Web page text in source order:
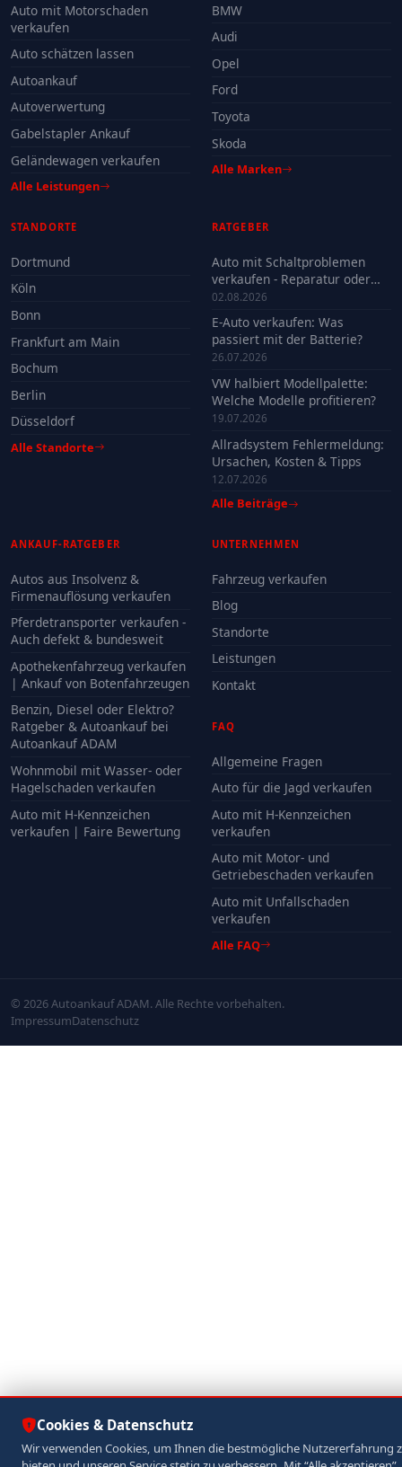
Auto mit Motorschaden
verkaufen
Auto schätzen lassen
Autoankauf
Autoverwertung
Gabelstapler Ankauf
Geländewagen verkaufen
Alle Leistungen
BMW
Audi
Opel
Ford
Toyota
Skoda
Alle Marken
STANDORTE
Dortmund
Köln
Bonn
Frankfurt am Main
Bochum
Berlin
Düsseldorf
Alle Standorte
RATGEBER
Auto mit Schaltproblemen
verkaufen - Reparatur oder
Verkauf?
02.08.2026
E-Auto verkaufen: Was
passiert mit der Batterie?
26.07.2026
VW halbiert Modellpalette:
Welche Modelle profitieren?
19.07.2026
Allradsystem Fehlermeldung:
Ursachen, Kosten & Tipps
12.07.2026
Alle Beiträge
ANKAUF-RATGEBER
Autos aus Insolvenz &
Firmenauflösung verkaufen
Pferdetransporter verkaufen -
Auch defekt & bundesweit
Apothekenfahrzeug verkaufen
| Ankauf von Botenfahrzeugen
Benzin, Diesel oder Elektro?
Ratgeber & Autoankauf bei
Autoankauf ADAM
Wohnmobil mit Wasser- oder
Hagelschaden verkaufen
Auto mit H-Kennzeichen
verkaufen | Faire Bewertung
UNTERNEHMEN
Fahrzeug verkaufen
Blog
Standorte
Leistungen
Kontakt
FAQ
Allgemeine Fragen
Auto für die Jagd verkaufen
Auto mit H-Kennzeichen
verkaufen
Auto mit Motor- und
Getriebeschaden verkaufen
Auto mit Unfallschaden
verkaufen
Alle FAQ
© 2026 Autoankauf ADAM. Alle Rechte vorbehalten.
ImpressumDatenschutz
Cookies & Datenschutz
Wir verwenden Cookies, um Ihnen die bestmögliche Nutzererfahrung